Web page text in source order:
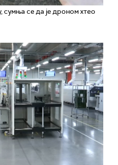
се да је дроном хтео